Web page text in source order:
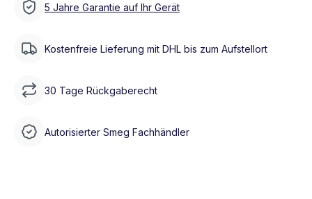
5 Jahre Garantie auf Ihr Gerät
Kostenfreie Lieferung mit DHL bis zum Aufstellort
30 Tage Rückgaberecht
Autorisierter Smeg Fachhändler